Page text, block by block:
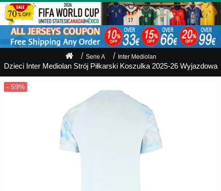
Moje
konto
Rejestracja
się
Shipping
Serie
A
Ligue
1
Pilkarze
Mistrzostwa
CONMEBOL
Serie A Inter Mediolan
Dzieci Inter Mediolan Strój Piłkarski Koszulka 2025-26 Wyjazdowa